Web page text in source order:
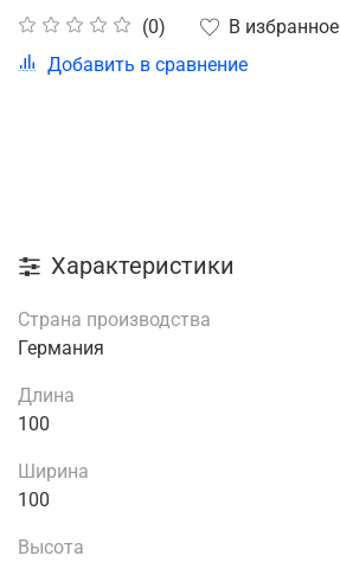
(0)
В избранное
Добавить в сравнение
Характеристики
Страна производства
Германия
Длина
100
Ширина
100
Высота